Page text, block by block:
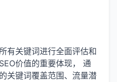
有关键词进行全面评估和
价值的重要体现， 通
关键词覆盖范围、流量潜